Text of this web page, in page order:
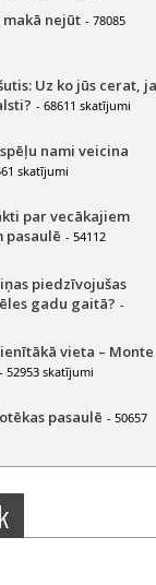
nejūt - 78085
Uz ko jūs cerat, ja
- 68611 skatījumi
nami veicina
skatījumi
par vecākajiem
pasaulē - 54112
piedzīvojušas
gadu gaitā? -
vieta – Monte
- 52953 skatījumi
pasaulē - 50657